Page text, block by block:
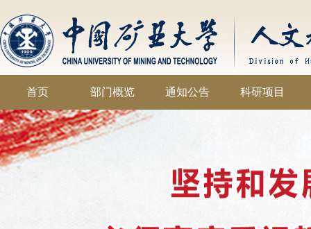
首页 部门概览 通知公告 科研项目